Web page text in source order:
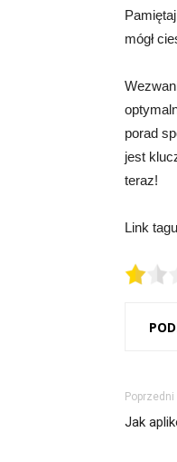
mógł
porad
jest
teraz!
Link
Poprzedni
Jak